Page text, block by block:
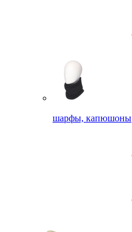
шарфы, капюшоны